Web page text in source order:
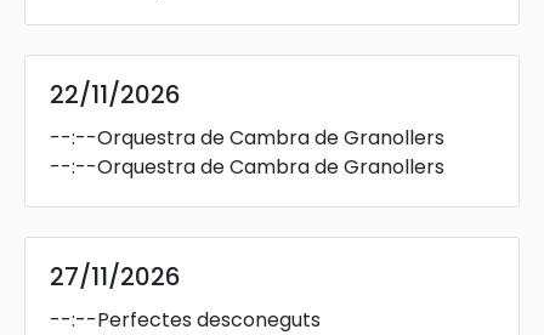
22/11/2026
--:--Orquestra de Cambra de Granollers
--:--Orquestra de Cambra de Granollers
27/11/2026
--:--Perfectes desconeguts